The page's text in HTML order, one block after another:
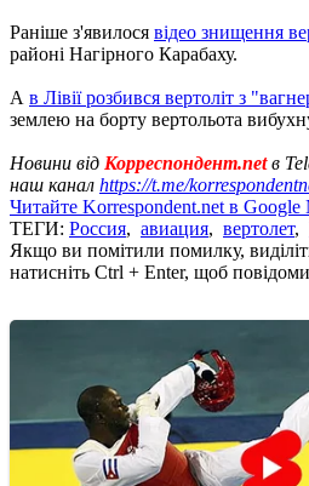
Раніше з'явилося відео знищення
районі Нагірного Карабаху.
А в Лівії розбився вертоліт з
землею на борту вертольота
Новини від Корреспондент.netв
наш канал https://t.me/
Читайте Korrespondent.net в Google
ТЕГИ: Россия, авиация, вертолет,
Якщо ви помітили помилку,
натисніть Ctrl + Enter, щоб